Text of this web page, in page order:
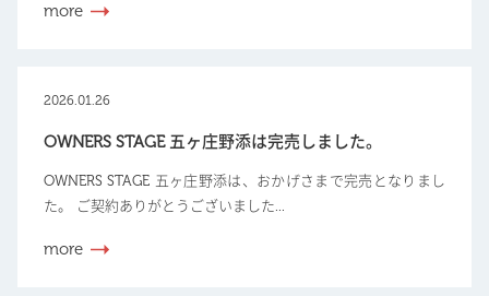
more
2026.01.26
OWNERS STAGE 五ヶ庄野添は完売しました。
OWNERS STAGE 五ヶ庄野添は、おかげさまで完売となりまし
た。 ご契約ありがとうございました...
more